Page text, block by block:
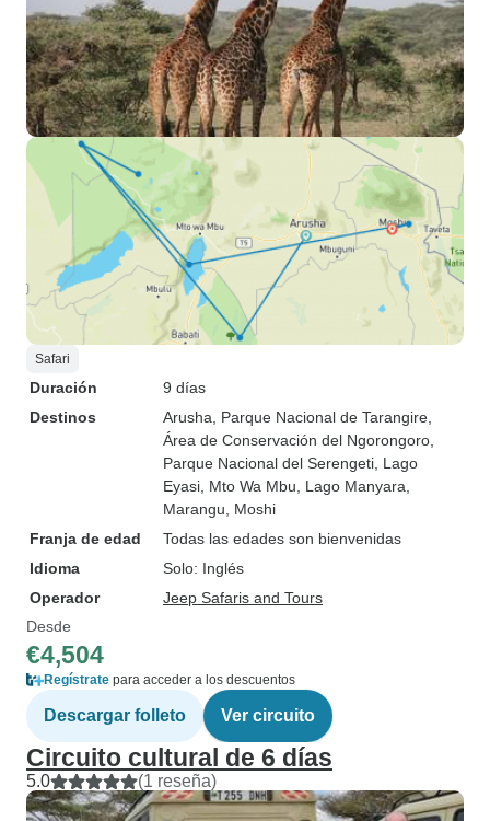
Safari
Duración
9 días
Destinos
Arusha , Parque Nacional de Tarangire
Área de Conservación del Ngorongoro
Parque Nacional del Serengeti , Lago
Eyasi , Mto Wa Mbu , Lago Manyara
Marangu , Moshi
Franja de edad
Todas las edades son bienvenidas
Idioma
Solo: Inglés
Operador
Jeep Safaris and Tours
Desde
€4,504
Regístrate para acceder a los descuentos
Descargar folleto Ver circuito
Circuito cultural de 6 días
5.0 (1 reseña)